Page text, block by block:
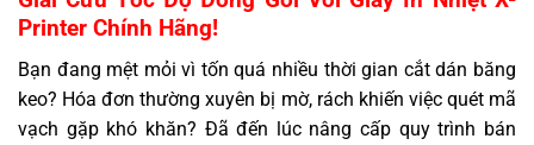
Printer Chính Hãng!
Bạn đang mệt mỏi vì tốn quá nhiều thời gian cắt dán băng
keo? Hóa đơn thường xuyên bị mờ, rách khiến việc quét mã
vạch gặp khó khăn? Đã đến lúc nâng cấp quy trình bán